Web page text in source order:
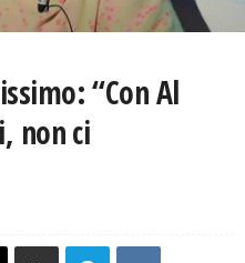
“Con Al
non ci